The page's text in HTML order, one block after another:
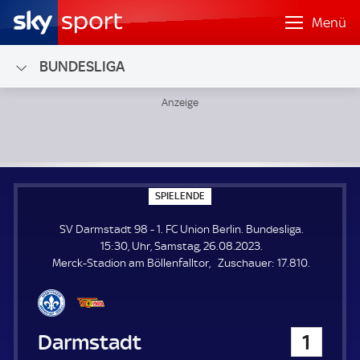
Menü
BUNDESLIGA
SPIELENDE
P
E
L
E
N
SV Darmstadt 98 - 1. FC Union Berlin. Bundesliga.
15:30, Uhr, Samstag, 26.08.2023.
Merck-Stadion am Böllenfalltor
Zuschauer: Z
17.810.
SV Darmstadt 98 1